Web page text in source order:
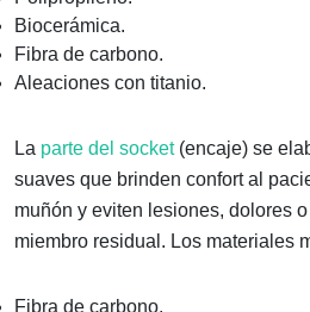
Biocerámica.
Fibra de carbono.
Aleaciones con titanio.
La parte del socket(encaje) se
suaves que brinden confort al
muñón y eviten lesiones, dolores
miembro residual. Los materiales
Fibra de carbono.